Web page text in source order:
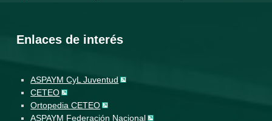
Enlaces de interés
ASPAYM CyL Juventud
CETEO
Ortopedia CETEO
ASPAYM Federación Nacional